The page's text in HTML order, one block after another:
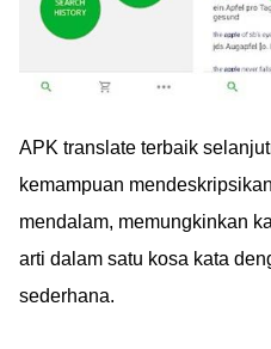
APK translate terbaik
kemampuan
mendalam, memungkinkan
arti dalam satu kosa kata
sederhana.